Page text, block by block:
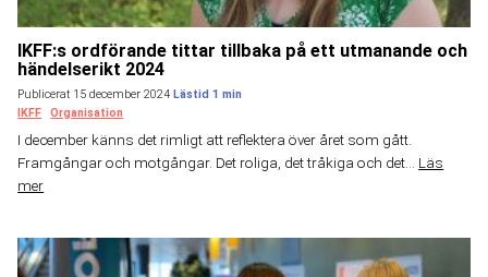
IKFF:s ordförande tittar tillbaka på ett utmanande och
händelserikt 2024
Publicerat 15 december 2024
IKFF
Organisation
I december känns det rimligt att reflektera över året som gått.
Framgångar och motgångar. Det roliga, det tråkiga och det... Läs
mer